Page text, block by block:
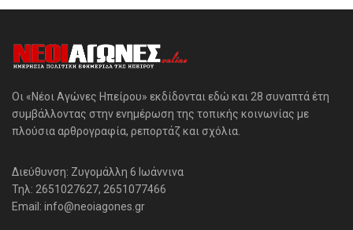
Οι «Νέοι Αγώνες Ηπείρου» εκδίδονται εδώ και 28 συναπτά έτη
συμβάλλοντας στην ενημέρωση της τοπικής κοινωνίας με
πλούσια αρθρογραφία, ρεπορτάζ και σχόλια.
Διεύθυνση: Ζυγομάλλη 6 Ιωάννινα
Τηλ: 2651027627, 2651077466
Email: info@neoiagones.gr